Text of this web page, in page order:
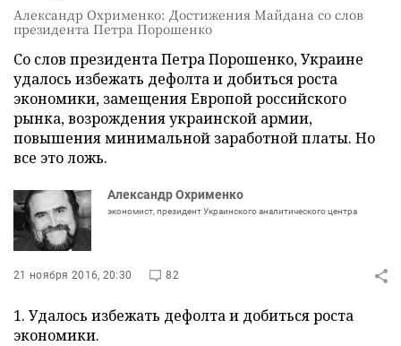
Александр Охрименко: Достижения Майдана со слов
президента Петра Порошенко
Со слов президента Петра Порошенко, Украине
удалось избежать дефолта и добиться роста
экономики, замещения Европой российского
рынка, возрождения украинской армии,
повышения минимальной заработной платы. Но
все это ложь.
Александр Охрименко
экономист, президент Украинского аналитического центра
21 ноября 2016, 20:30 82
1. Удалось избежать дефолта и добиться роста
экономики.